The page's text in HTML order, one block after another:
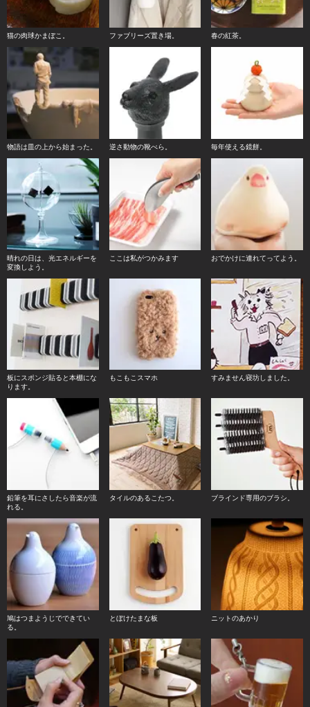
猫の肉球かまぼこ。 ファブリーズ置き場。 春の紅茶。
物語は皿の上から始まった。 逆さ動物の靴べら。 毎年使える鏡餅。
晴れの日は、光エネルギーを
変換しよう。
ここは私がつかみます おでかけに連れてってよう。
板にスポンジ貼ると本棚にな
ります。
もこもこスマホ すみません寝坊しました。
鉛筆を耳にさしたら音楽が流
れる。
タイルのあるこたつ。 ブラインド専用のブラシ。
鳩はつまようじでできてい
る。
とぼけたまな板 ニットのあかり